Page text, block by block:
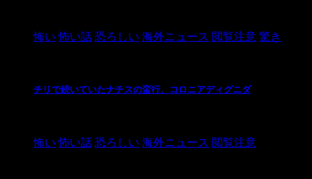
怖い 怖い話 恐ろしい 海外ニュース 閲覧注意 驚き
チリで続いていたナチスの蛮行、コロニアディグニダ
怖い 怖い話 恐ろしい 海外ニュース 閲覧注意